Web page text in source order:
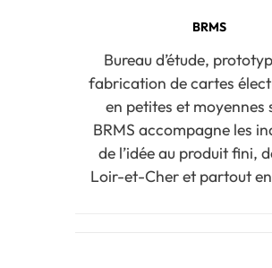
BRMS
Bureau d’étude,
fabrication de cartes
en petites et moyennes
BRMS accompagne les
de l’idée au produit fini,
Loir-et-Cher et partout